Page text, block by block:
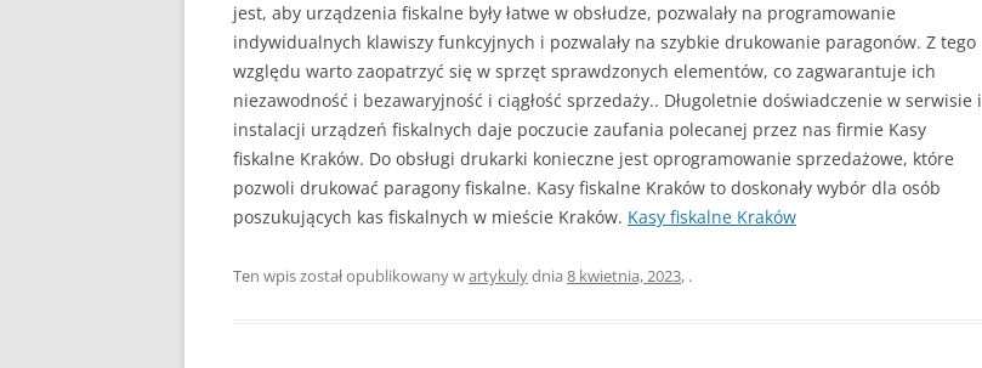
jest, aby urządzenia fiskalne były łatwe w obsłudze, pozwalały na programowanie
indywidualnych klawiszy funkcyjnych i pozwalały na szybkie drukowanie paragonów. Z tego
względu warto zaopatrzyć się w sprzęt sprawdzonych elementów, co zagwarantuje ich
niezawodność i bezawaryjność i ciągłość sprzedaży.. Długoletnie doświadczenie w serwisie i
instalacji urządzeń fiskalnych daje poczucie zaufania polecanej przez nas firmie Kasy
fiskalne Kraków. Do obsługi drukarki konieczne jest oprogramowanie sprzedażowe, które
pozwoli drukować paragony fiskalne. Kasy fiskalne Kraków to doskonały wybór dla osób
poszukujących kas fiskalnych w mieście Kraków. Kasy fiskalne Kraków
Ten wpis został opublikowany wartykulydnia 8 kwietnia, 2023, .